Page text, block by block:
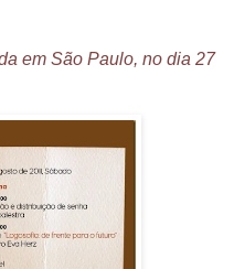
em São Paulo, no dia 27